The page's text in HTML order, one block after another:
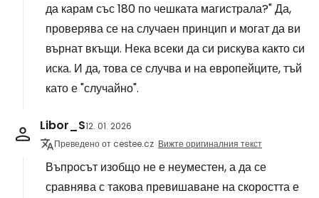
да карам със 180 по чешката магистрала?" Да,
проверява се на случаен принцип и могат да ви
върнат вкъщи. Нека всеки да си рискува както си
иска. И да, това се случва и на европейците, тъй
като е "случайно".
Libor_S12. 01. 2026
Преведено от cestee.cz Вижте оригиналния текст
Въпросът изобщо не е неуместен, а да се
сравнява с такова превишаване на скоростта е